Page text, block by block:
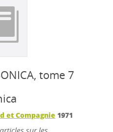
tome 7
et Compagnie 1971